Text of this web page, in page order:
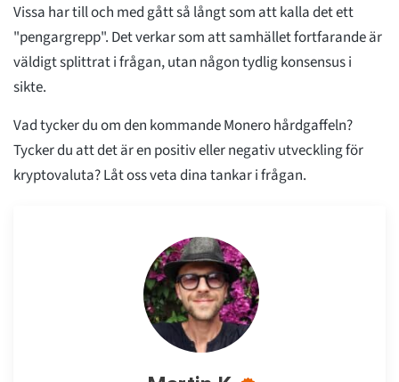
Vissa har till och med gått så långt som att kalla det ett
"pengargrepp". Det verkar som att samhället fortfarande är
väldigt splittrat i frågan, utan någon tydlig konsensus i
sikte.
Vad tycker du om den kommande Monero hårdgaffeln?
Tycker du att det är en positiv eller negativ utveckling för
kryptovaluta? Låt oss veta dina tankar i frågan.